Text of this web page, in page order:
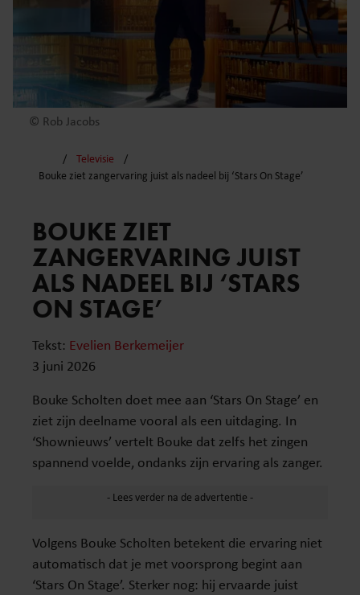
© Rob Jacobs
Televisie
Bouke ziet zangervaring juist als nadeel bij ‘Stars On Stage’
BOUKE ZIET
ZANGERVARING JUIST
ALS NADEEL BIJ ‘STARS
ON STAGE’
Tekst: Evelien Berkemeijer
3 juni 2026
Bouke Scholten doet mee aan ‘Stars On Stage’ en
ziet zijn deelname vooral als een uitdaging. In
‘Shownieuws’ vertelt Bouke dat zelfs het zingen
spannend voelde, ondanks zijn ervaring als zanger.
Volgens Bouke Scholten betekent die ervaring niet
automatisch dat je met voorsprong begint aan
‘Stars On Stage’. Sterker nog: hij ervaarde juist